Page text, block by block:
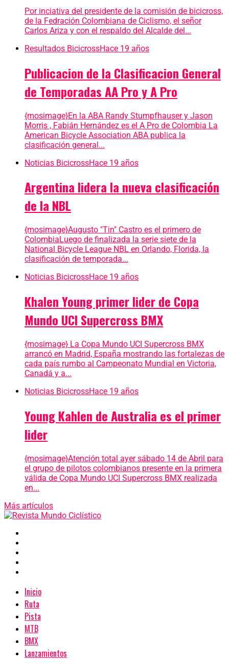
Por inciativa del presidente de la comisión de bicicross,
de la Fedración Colombiana de Ciclismo, el señor
Carlos Ariza y con el respaldo del Alcalde del...
Resultados BicicrossHace 19 años
Publicacion de la Clasificacion General
de Temporadas AA Pro y A Pro
{mosimage}En la ABA Randy Stumpfhauser y Jason
Morris , Fabián Hernández es el A Pro de Colombia La
American Bicycle Association ABA publica la
clasificación general...
Noticias BicicrossHace 19 años
Argentina lidera la nueva clasificación
de la NBL
{mosimage}Augusto "Tin" Castro es el primero de
ColombiaLuego de finalizada la serie siete de la
National Bicycle League NBL en Orlando, Florida, la
clasificación de temporada...
Noticias BicicrossHace 19 años
Khalen Young primer lider de Copa
Mundo UCI Supercross BMX
{mosimage} La Copa Mundo UCI Supercross BMX
arrancó en Madrid, España mostrando las fortalezas de
cada país rumbo al Campeonato Mundial en Victoria,
Canadá y a...
Noticias BicicrossHace 19 años
Young Kahlen de Australia es el primer
lider
{mosimage}Atención total ayer sábado 14 de Abril para
el grupo de pilotos colombianos presente en la primera
válida de Copa Mundo UCI Supercross BMX realizada
en...
Más artículos
Inicio
Ruta
Pista
MTB
BMX
Lanzamientos